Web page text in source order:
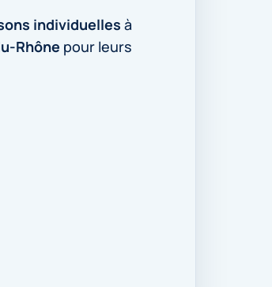
individuelles à
Rhône pour leurs